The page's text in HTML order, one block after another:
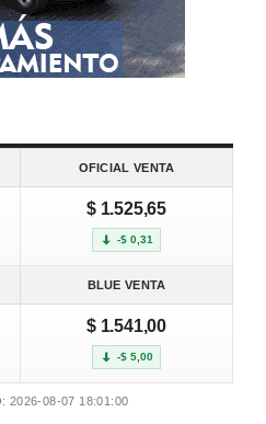
OFICIAL VENTA
$ 1.525,65
-$ 0,31
BLUE VENTA
$ 1.541,00
-$ 5,00
2026-08-07 18:01:00